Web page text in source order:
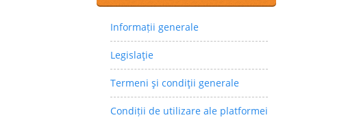
Informații generale
Legislaţie
Termeni şi condiţii generale
Condiții de utilizare ale platformei